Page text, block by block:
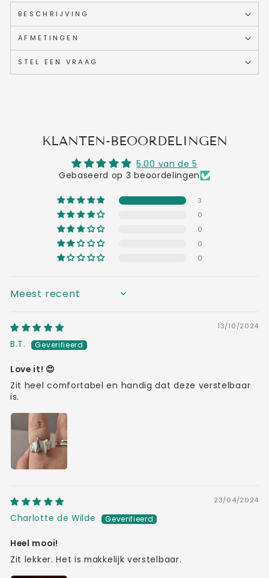
BESCHRIJVING
AFMETINGEN
STEL EEN VRAAG
KLANTEN-BEOORDELINGEN
5.00 van de 5
Gebaseerd op 3 beoordelingen
3
0
0
0
0
SORT BY
13/10/2024
B.T.
Love it! 😍
Zit heel comfortabel en handig dat deze verstelbaar
is.
23/04/2024
Charlotte de Wilde
Heel mooi!
Zit lekker. Het is makkelijk verstelbaar.